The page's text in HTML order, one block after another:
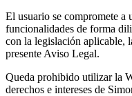
El usuario se compromete a
funcionalidades de forma
con la legislación aplicable,
presente Aviso Legal.
Queda prohibido utilizar la
derechos e intereses de